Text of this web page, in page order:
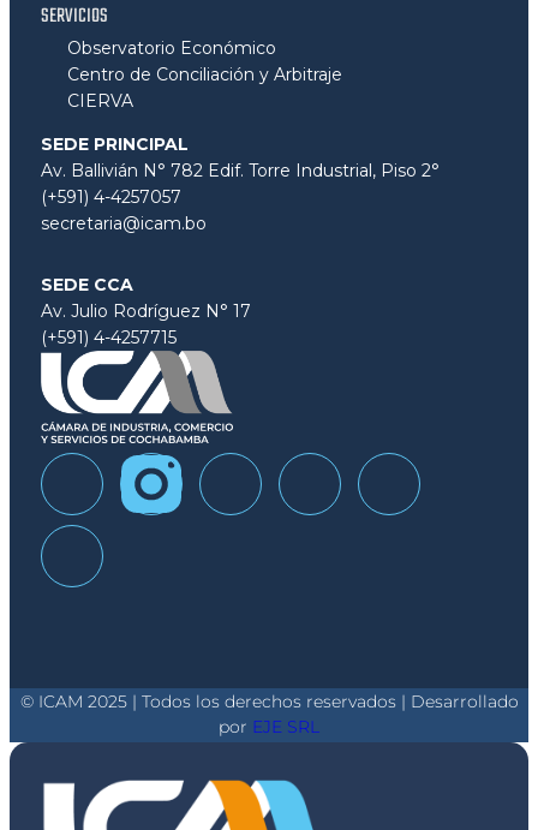
SERVICIOS
Observatorio Económico
Centro de Conciliación y Arbitraje
CIERVA
SEDE PRINCIPAL
Av. Ballivián N° 782 Edif. Torre Industrial, Piso 2°
(+591) 4-4257057
secretaria@icam.bo
SEDE CCA
Av. Julio Rodríguez N° 17
(+591) 4-4257715
© ICAM 2025 | Todos los derechos reservados | Desarrollado
por EJE SRL